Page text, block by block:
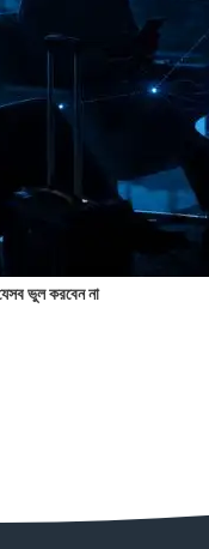
ভুল করবেন না